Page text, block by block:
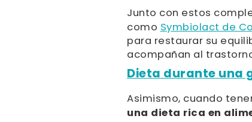
Junto con estos
comoSymbiolact de
para restaurar su
acompañan al
Dieta durante una
Asimismo, cuando
una dieta rica en